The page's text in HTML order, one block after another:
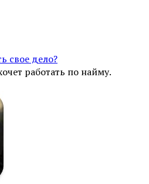
свое дело?
работать по найму.